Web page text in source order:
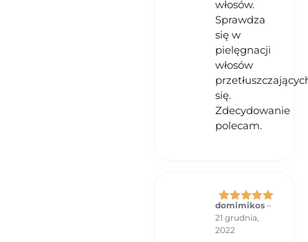
włosów.
Sprawdza
się w
pielęgnacji
włosów
się.
Zdecydowanie
polecam.
Oceniono
na 5
domimikos –
21 grudnia,
2022